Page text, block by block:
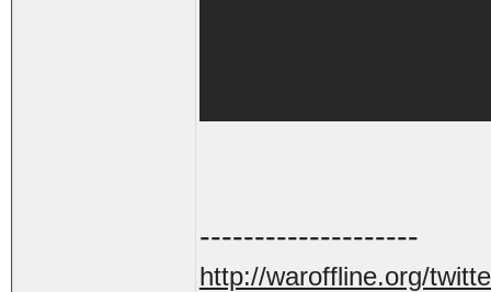
--------------------
http://waroffline.org/